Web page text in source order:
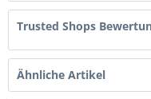
Trusted Shops
Ähnliche Artikel